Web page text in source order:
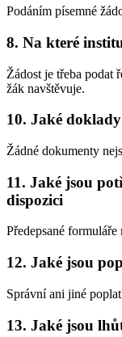
Podáním písemné
8. Na které
Žádost je třeba podat
žák navštěvuje.
10. Jaké
Žádné dokumenty
11. Jaké jsou
dispozici
Předepsané formuláře
12. Jaké jsou
Správní ani jiné
13. Jaké jsou